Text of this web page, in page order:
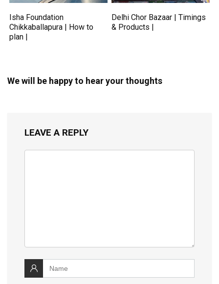
Isha Foundation
Chikkaballapura | How to
plan |
Delhi Chor Bazaar | Timings
& Products |
We will be happy to hear your thoughts
LEAVE A REPLY